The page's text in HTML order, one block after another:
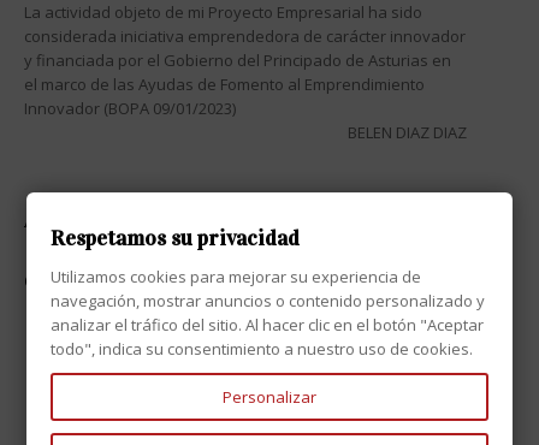
La actividad objeto de mi Proyecto Empresarial ha sido
considerada iniciativa emprendedora de carácter innovador
y financiada por el Gobierno del Principado de Asturias en
el marco de las Ayudas de Fomento al Emprendimiento
Innovador (BOPA 09/01/2023)
BELEN DIAZ DIAZ
ATENCIÓN AL CLIENTE
CONTACTO
Respetamos su privacidad
Utilizamos cookies para mejorar su experiencia de
navegación, mostrar anuncios o contenido personalizado y
analizar el tráfico del sitio. Al hacer clic en el botón "Aceptar
todo", indica su consentimiento a nuestro uso de cookies.
Personalizar